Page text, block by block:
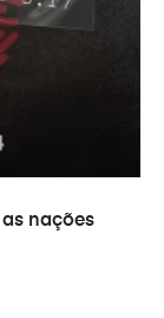
nações